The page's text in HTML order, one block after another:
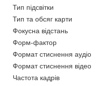
Тип підсвітки
Тип та обсяг карти
Фокусна відстань
Форм-фактор
Формат стиснення аудіо
Формат стиснення відео
Частота кадрів